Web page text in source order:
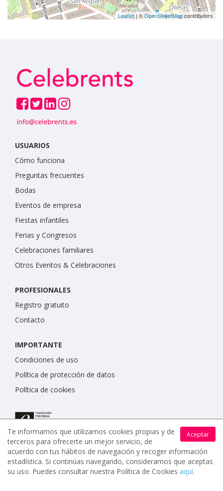
Leaflet| ©OpenStreetMapcontributors
USUARIOS
Cómo funciona
Preguntas frecuentes
Bodas
Eventos de empresa
Fiestas infantiles
Ferias y Congresos
Celebraciones familiares
Otros Eventos & Celebraciones
PROFESIONALES
Registro gratuito
Contacto
IMPORTANTE
Condiciones de uso
Política de protección de datos
Política de cookies
Aceptar
Te informamos que utilizamos cookies propias y de
terceros para ofrecerte un mejor servicio, de
acuerdo con tus hábitos de navegación y recoger información
estadística. Si continúas navegando, consideramos que aceptas
su uso. Puedes consultar nuestra Política de Cookies aquí.